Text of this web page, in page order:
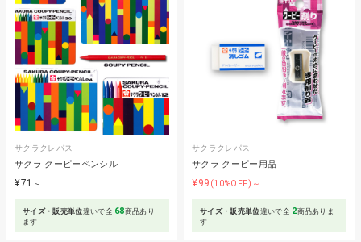
サクラクレパス
サクラ クーピーペンシル
¥71 ～
サイズ・販売単位違いで全 68商品あり
ます
サクラクレパス
サクラ クーピー用品
¥99 (10%OFF)～
サイズ・販売単位違いで全 2商品ありま
す